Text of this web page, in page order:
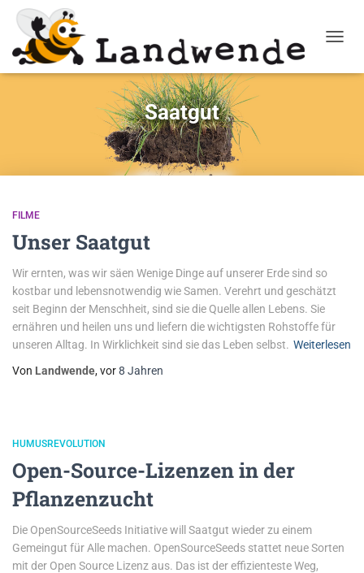
Saatgut
FILME
Unser Saatgut
Wir ernten, was wir säen Wenige Dinge auf unserer Erde sind so
kostbar und lebensnotwendig wie Samen. Verehrt und geschätzt
seit Beginn der Menschheit, sind sie die Quelle allen Lebens. Sie
ernähren und heilen uns und liefern die wichtigsten Rohstoffe für
unseren Alltag. In Wirklichkeit sind sie das Leben selbst. Weiterlesen
Von Landwende, vor8 Jahren
HUMUSREVOLUTION
Open-Source-Lizenzen in der
Pflanzenzucht
Die OpenSourceSeeds Initiative will Saatgut wieder zu einem
Gemeingut für Alle machen. OpenSourceSeeds stattet neue Sorten
mit der Open Source Lizenz aus. Das ist der effizienteste Weg,